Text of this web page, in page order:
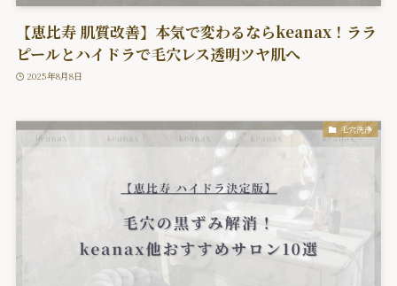
【恵比寿 肌質改善】本気で変わるならkeanax！ララ
ピールとハイドラで毛穴レス透明ツヤ肌へ
2025年8月8日
毛穴洗浄